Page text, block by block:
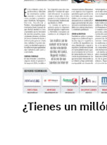
¿Tienes un